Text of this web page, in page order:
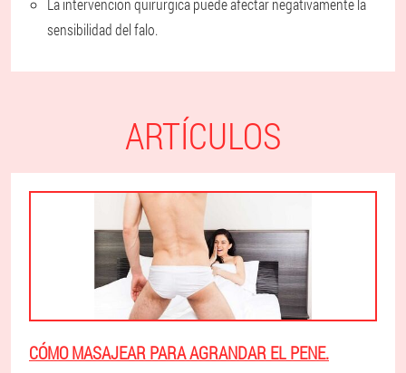
La intervención quirúrgica puede afectar negativamente la
sensibilidad del falo.
ARTÍCULOS
CÓMO MASAJEAR PARA AGRANDAR EL PENE.